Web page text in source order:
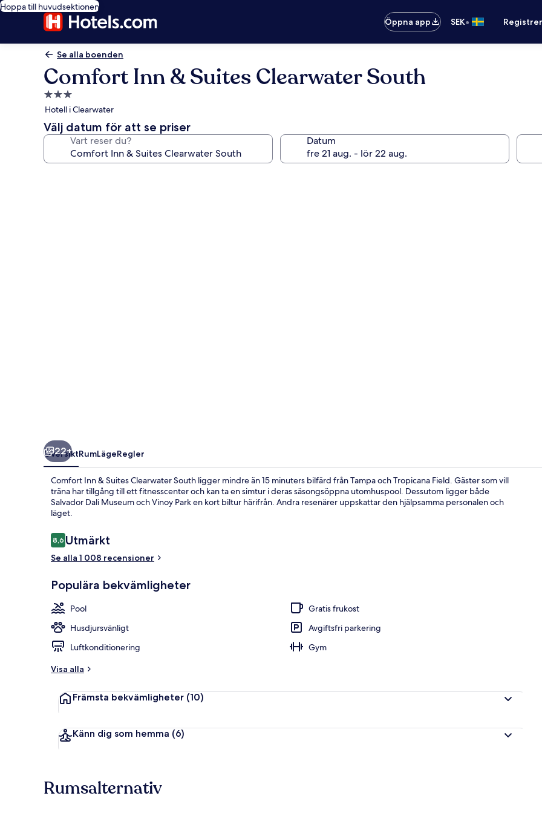
Hoppa till huvudsektionen
Öppna app
SEK•
Se alla boenden
Comfort Inn & Suites Clearwater South
3.0-
stjärnigt
boende
Hotell i Clearwater
Välj datum för att se priser
Vart reser du? Datum
22+
ÖversiktRumLägeRegler
Comfort Inn & Suites Clearwater South ligger mindre än 15 minuters bilfärd från Tampa och Tropicana Field. Gäster som vill
träna har tillgång till ett fitnesscenter och kan ta en simtur i deras säsongsöppna utomhuspool. Dessutom ligger både
Salvador Dali Museum och Vinoy Park en kort biltur härifrån. Andra resenärer uppskattar den hjälpsamma personalen och
läget.
Recensioner
8,68,6 av 10,
Utmärkt
Se alla 1 008 recensioner
Populära bekvämligheter
Pool
Gratis frukost
Husdjursvänligt
Avgiftsfri parkering
Luftkonditionering
Gym
Visa alla
Främsta bekvämligheter (10)
Känn dig som hemma (6)
Rumsalternativ